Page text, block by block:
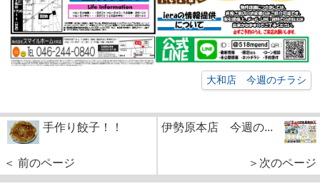
大和店 今週のチラシ
手作り餃子！！
＜ 前のページ
伊勢原本店 今週の...
＞次のページ